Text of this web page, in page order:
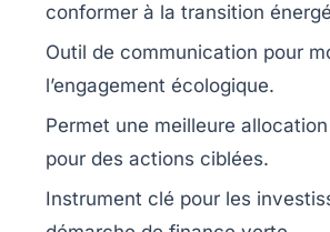
conformer à la transition
Outil de communication pour
l’engagement écologique.
Permet une meilleure
pour des actions ciblées.
Instrument clé pour les